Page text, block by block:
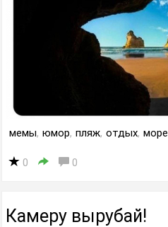
мемы, юмор, пляж, отдых, море
0 0
Камеру вырубай!